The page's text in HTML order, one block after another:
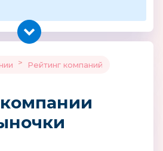
> Рейтинг компаний